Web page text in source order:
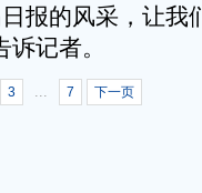
报的风采，让我
记者。
3 ... 7 下一页